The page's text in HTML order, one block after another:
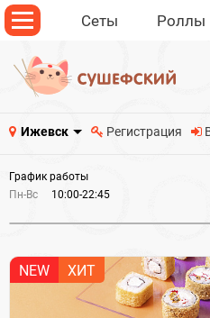
Сеты Роллы
Ижевск Регистрация
График работы
Пн-Вс
10:00-22:45
NEW ХИТ